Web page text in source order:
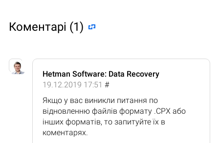
Коментарі (1)
Hetman Software: Data Recovery
19.12.2019 17:51 #
Якщо у вас виникли питання по
відновленню файлів формату .CPX або
інших форматів, то запитуйте їх в
коментарях.